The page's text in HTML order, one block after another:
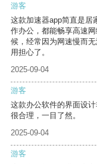
游客
这款加速器app简直是居
作办公，都能畅享高速
候，经常因为网速慢而
用担心了。
2025-09-04
游客
这款办公软件的界面设
很合理，一目了然。
2025-09-04
游客